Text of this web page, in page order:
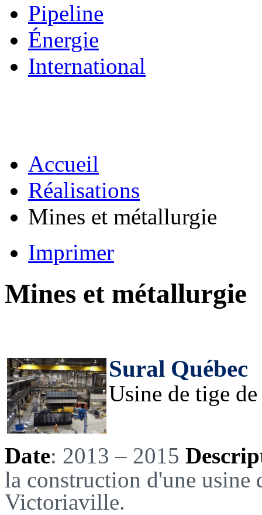
Pipeline
Énergie
International
Accueil
Réalisations
Mines et métallurgie
Imprimer
Mines et métallurgie
Sural Québec
Usine de tige
Date: 2013 – 2015
la construction d'une
Victoriaville.